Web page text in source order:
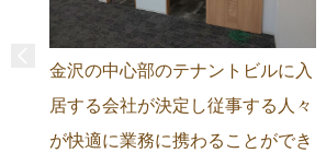
金沢の中心部のテナントビルに入
居する会社が決定し従事する人々
が快適に業務に携わることができ